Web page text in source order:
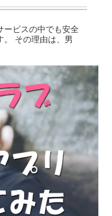
ービスの中でも安全
その理由は、男